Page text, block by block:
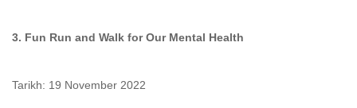
3. Fun Run and Walk for Our Mental Health
Tarikh: 19 November 2022